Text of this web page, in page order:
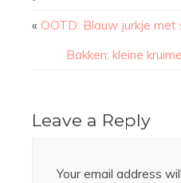
« OOTD: Blauw jurkje met
Bakken: kleine
Leave a Reply
Your email address